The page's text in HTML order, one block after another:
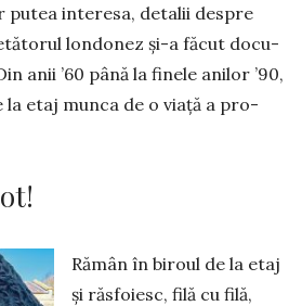
putea inte­resa, detalii despre
londonez și-a făcut docu­
anii ’60 până la finele ani­lor ’90,
la etaj munca de o viață a pro­
Rămân în biroul de la etaj
și răsfoiesc, filă cu filă,